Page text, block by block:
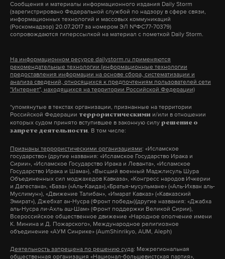
предпочтительнее как
президент США
Российский лидер говорил, что
25 февраля 2024
# дональд трамп #сша
Дзен VK
#суд #югра #растрата
Макс Telegram
Дзен VK
пытались подорвать
железнодорожный мост,
приостановлено
Пострадавших в результате
происшествия нет
4 марта 2024
#взрывное устройство #происшествие
Сообщения и материалы информационного издания Daily Storm
(зарегистрировано Федеральной службой по надзору в сфере связи,
информационных технологий и массовых коммуникаций
(Роскомнадзор) 20.07.2017 за номером ЭЛ №ФС77-70379)
сопровождаются гиперссылкой на материал с пометкой Daily Storm.
На информационном ресурсе dailystorm.ru применяются
рекомендательные технологии (информационные технологии
предоставления информации на основе сбора, систематизации и
анализа сведений, относящихся к предпочтениям пользователей сети
"Интернет", находящихся на территории Российской Федерации)
*упомянутые в текстах организации, признанные на территории
Российской Федерации террористическими и/или в отношении
которых судом принято вступившее в законную силу решение о
запрете деятельности. В том числе:
Признаны террористическими организациями: «Исламское
государство» (другие названия: «Исламское Государство Ирака и
Сирии», «Исламское Государство Ирака и Леванта», «Исламское
Государство Ирака и Шама»), «Высший военный Маджлисуль Шура
Объединенных сил моджахедов Кавказа», «Конгресс народов Ичкерии
и Дагестана», «База» («Аль-Каида»),«Братья-мусульмане» («Аль-Ихван аль-
Муслимун»), «Движение Талибан», «Имарат Кавказ» («Кавказский
Эмират»), Джебхат ан-Нусра (Фронт победы)(другие названия: «Джабха
аль-Нусра ли-Ахль аш-Шам» (Фронт поддержки Великой Сирии),
Всероссийское общественное движение «Народное ополчение имени
К. Минина и Д. Пожарского», Международное религиозное
объединение «АУМ Синрике» (AumShinrikyo, AUM, Aleph)
Деятельность запрещена по решению суда: Межрегиональная
общественная организация «Национал-большевистская партия»,